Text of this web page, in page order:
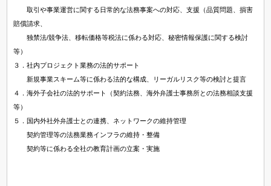
取引や事業運営に関する日常的な法務事案への対応、支援（品質問題、損害
賠償請求、
独禁法/競争法、移転価格等税法に係わる対応、秘密情報保護に関する検討
等）
３．社内プロジェクト業務の法的サポート
新規事業スキーム等に係わる法的な構成、リーガルリスク等の検討と提言
４．海外子会社の法的サポート（契約法務、海外弁護士事務所との法務相談支援
等）
５．国内外社外弁護士との連携、ネットワークの維持管理
契約管理等の法務業務インフラの維持・整備
契約等に係わる全社の教育計画の立案・実施